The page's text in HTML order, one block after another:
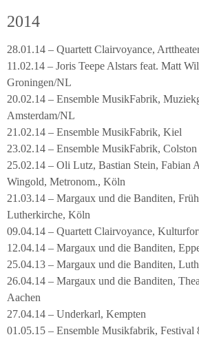
2014
28.01.14 – Quartett Clairvoyance,
11.02.14 – Joris Teepe Alstars feat. Matt
Groningen/NL
20.02.14 – Ensemble MusikFabrik,
Amsterdam/NL
21.02.14 – Ensemble MusikFabrik, Kiel
23.02.14 – Ensemble MusikFabrik,
25.02.14 – Oli Lutz, Bastian Stein, Fabian
Wingold, Metronom., Köln
21.03.14 – Margaux und die Banditen,
Lutherkirche, Köln
09.04.14 – Quartett Clairvoyance,
12.04.14 – Margaux und die Banditen,
25.04.13 – Margaux und die Banditen,
26.04.14 – Margaux und die Banditen,
Aachen
27.04.14 – Underkarl, Kempten
01.05.15 – Ensemble Musikfabrik, Festival